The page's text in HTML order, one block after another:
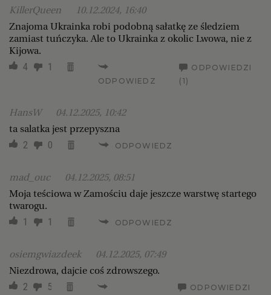
KillerQueen
10.12.2024, 16:40
Znajoma Ukrainka robi podobną sałatkę ze śledziem
zamiast tuńczyka. Ale to Ukrainka z okolic Lwowa, nie z
Kijowa.
4 1
ODPOWIEDZ
ODPOWIEDZI
(1)
HansW
04.12.2025, 10:42
ta salatka jest przepyszna
2 0 ODPOWIEDZ
mad_ouc
04.12.2025, 08:51
Moja teściowa w Zamościu daje jeszcze warstwę startego
twarogu.
1 1 ODPOWIEDZ
osiemgwiazdeek
04.12.2025, 07:49
Niezdrowa, dajcie coś zdrowszego.
2 5
ODPOWIEDZI